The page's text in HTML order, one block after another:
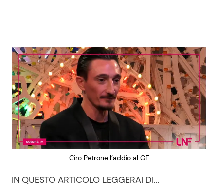
Ciro Petrone l’addio al GF
IN QUESTO ARTICOLO LEGGERAI DI...